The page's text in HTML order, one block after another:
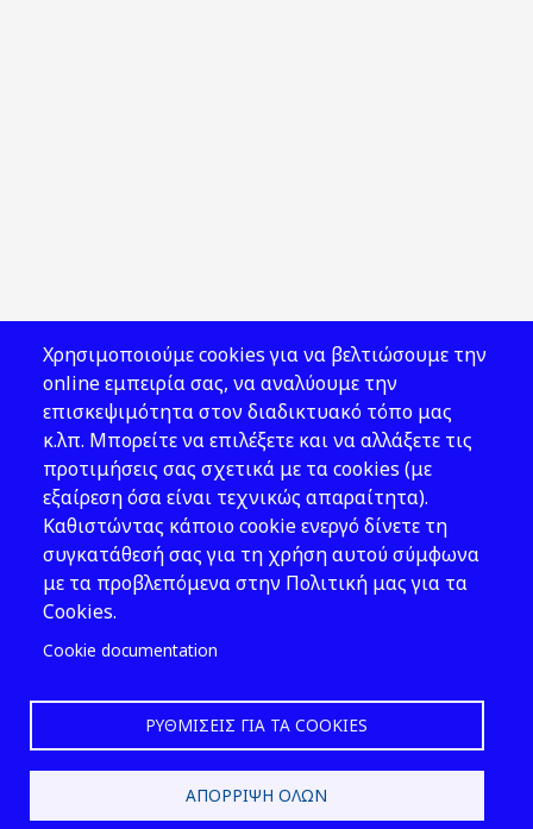
Χρησιμοποιούμε cookies για να βελτιώσουμε την
online εμπειρία σας, να αναλύουμε την
επισκεψιμότητα στον διαδικτυακό τόπο μας
κ.λπ. Μπορείτε να επιλέξετε και να αλλάξετε τις
προτιμήσεις σας σχετικά με τα cookies (με
εξαίρεση όσα είναι τεχνικώς απαραίτητα).
Καθιστώντας κάποιο cookie ενεργό δίνετε τη
συγκατάθεσή σας για τη χρήση αυτού σύμφωνα
με τα προβλεπόμενα στην Πολιτική μας για τα
Cookies.
Cookie documentation
ΡΥΘΜΊΣΕΙΣ ΓΙΑ ΤΑ COOKIES
ΑΠΌΡΡΙΨΗ ΌΛΩΝ